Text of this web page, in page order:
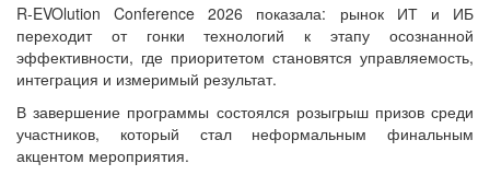
R-EVOlution Conference 2026 показала: рынок ИТ и ИБ
переходит от гонки технологий к этапу осознанной
эффективности, где приоритетом становятся управляемость,
интеграция и измеримый результат.
В завершение программы состоялся розыгрыш призов среди
участников, который стал неформальным финальным
акцентом мероприятия.